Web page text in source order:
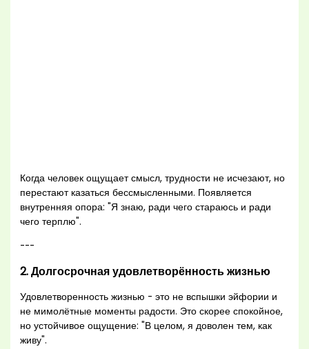
Когда человек ощущает смысл, трудности не исчезают, но
перестают казаться бессмысленными. Появляется
внутренняя опора: "Я знаю, ради чего стараюсь и ради
чего терплю".
---
2. Долгосрочная удовлетворённость жизнью
Удовлетворенность жизнью - это не вспышки эйфории и
не мимолётные моменты радости. Это скорее спокойное,
но устойчивое ощущение: "В целом, я доволен тем, как
живу".